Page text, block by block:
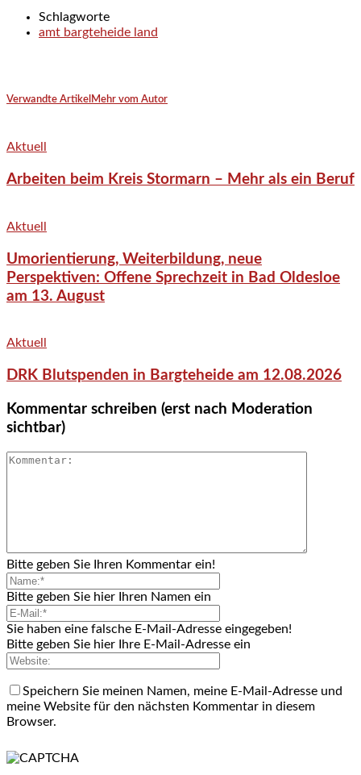
Schlagworte
amt bargteheide land
Verwandte Artikel Mehr vom Autor
Aktuell
Arbeiten beim Kreis Stormarn – Mehr als ein Beruf
Aktuell
Umorientierung, Weiterbildung, neue
Perspektiven: Offene Sprechzeit in Bad Oldesloe
am 13. August
Aktuell
DRK Blutspenden in Bargteheide am 12.08.2026
Kommentar schreiben (erst nach Moderation
sichtbar)
Bitte geben Sie Ihren Kommentar ein!
Bitte geben Sie hier Ihren Namen ein
Sie haben eine falsche E-Mail-Adresse eingegeben!
Bitte geben Sie hier Ihre E-Mail-Adresse ein
Speichern Sie meinen Namen, meine E-Mail-Adresse und
meine Website für den nächsten Kommentar in diesem
Browser.